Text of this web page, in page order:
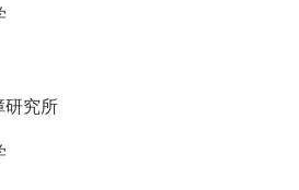
研究所